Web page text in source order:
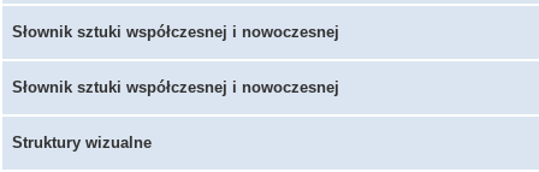
Słownik sztuki współczesnej i nowoczesnej
Słownik sztuki współczesnej i nowoczesnej
Struktury wizualne